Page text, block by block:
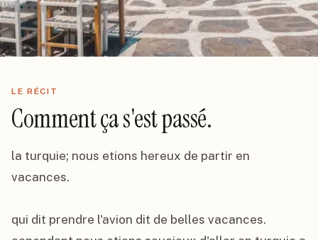
LE RÉCIT
Comment ça s'est passé.
la turquie; nous etions hereux de partir en
vacances.
qui dit prendre l'avion dit de belles vacances.